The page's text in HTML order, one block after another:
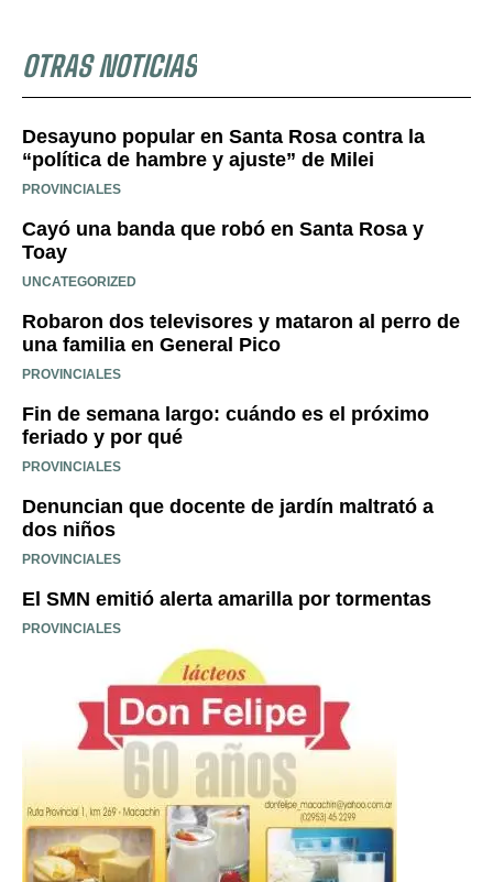
OTRAS NOTICIAS
Desayuno popular en Santa Rosa contra la
“política de hambre y ajuste” de Milei
PROVINCIALES
Cayó una banda que robó en Santa Rosa y
Toay
UNCATEGORIZED
Robaron dos televisores y mataron al perro de
una familia en General Pico
PROVINCIALES
Fin de semana largo: cuándo es el próximo
feriado y por qué
PROVINCIALES
Denuncian que docente de jardín maltrató a
dos niños
PROVINCIALES
El SMN emitió alerta amarilla por tormentas
PROVINCIALES